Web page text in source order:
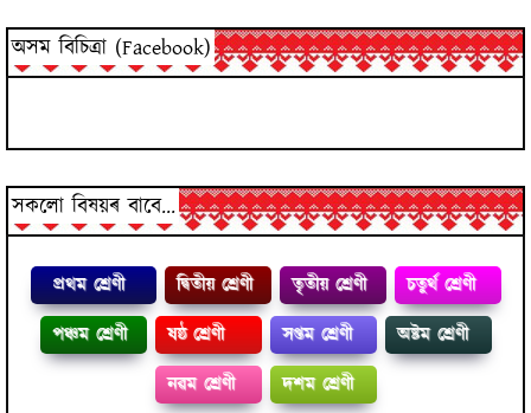
অসম বিচিত্ৰা (Facebook)
সকলো বিষয়ৰ বাবে...
প্রথম শ্ৰেণী দ্বিতীয় শ্ৰেণী তৃতীয় শ্ৰেণী
চতুৰ্থ শ্ৰেণী
পঞ্চম শ্ৰেণী
ষষ্ঠ শ্ৰেণী সপ্তম শ্ৰেণী
অষ্টম শ্ৰেণী
নৱম শ্ৰেণী
দশম শ্ৰেণী